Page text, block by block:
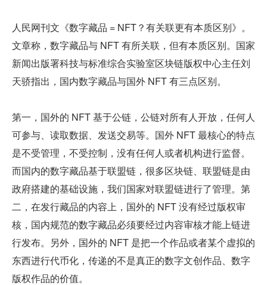
人民网刊文《数字藏品 = NFT？有关联更有本质区别》。
文章称，数字藏品与 NFT 有所关联，但有本质区别。国家
新闻出版署科技与标准综合实验室区块链版权中心主任刘
天骄指出，国内数字藏品与国外 NFT 有三点区别。
第一，国外的 NFT 基于公链，公链对所有人开放，任何人
可参与、读取数据、发送交易等。国外 NFT 最核心的特点
是不受管理，不受控制，没有任何人或者机构进行监督。
而国内的数字藏品基于联盟链，很多区块链、联盟链是由
政府搭建的基础设施，我们国家对联盟链进行了管理。第
二，在发行藏品的内容上，国外的 NFT 没有经过版权审
核，国内规范的数字藏品必须要经过内容审核才能上链进
行发布。另外，国外的 NFT 是把一个作品或者某个虚拟的
东西进行代币化，传递的不是真正的数字文创作品、数字
版权作品的价值。